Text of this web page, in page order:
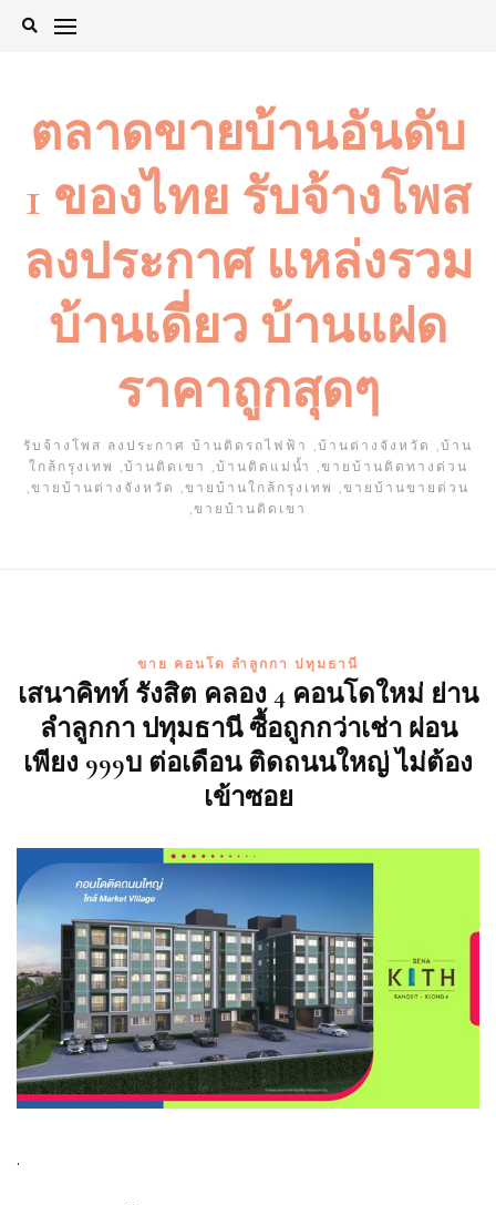
Skip
ตลาดขายบ้านอันดับ
1 ของไทย รับจ้างโพส
ลงประกาศ แหล่งรวม
บ้านเดี่ยว บ้านแฝด
ราคาถูกสุดๆ
รับจ้างโพส ลงประกาศ บ้านติดรถไฟฟ้า ,บ้านต่างจังหวัด ,บ้าน
ใกล้กรุงเทพ ,บ้านติดเขา ,บ้านติดแม่น้ำ ,ขายบ้านติดทางด่วน
,ขายบ้านต่างจังหวัด ,ขายบ้านใกล้กรุงเทพ ,ขายบ้านขายด่วน
,ขายบ้านติดเขา
ขาย คอนโด ลำลูกกา ปทุมธานี
เสนาคิทท์ รังสิต คลอง 4 คอนโดใหม่ ย่าน
ลำลูกกา ปทุมธานี ซื้อถูกกว่าเช่า ผ่อน
เพียง 999บ ต่อเดือน ติดถนนใหญ่ ไม่ต้อง
เข้าซอย
.